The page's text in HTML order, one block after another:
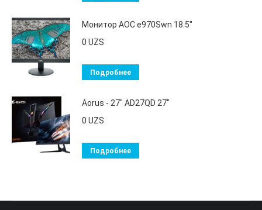
Монитор AOC e970Swn 18.5"
0 UZS
Подробнее
Aorus - 27" AD27QD 27"
0 UZS
Подробнее